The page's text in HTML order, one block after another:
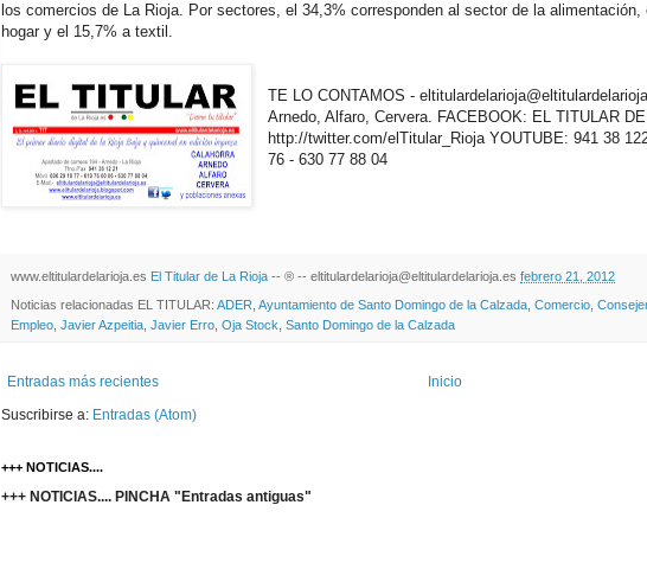
los comercios de La Rioja. Por sectores, el 34,3% corresponden al sector de la
hogar y el 15,7% a textil.
TE LO CONTAMOS -
Arnedo, Alfaro, Cervera. FACEBOOK: EL TITULAR
http://twitter.com/elTitular_Rioja YOUTUBE: 941 38
76 - 630 77 88 04
www.eltitulardelarioja.es El Titular de La Rioja -- ® -- eltitulardelarioja@eltitulardelarioja.es febrero 21, 2012
Noticias relacionadas EL TITULAR: ADER Ayuntamiento de Santo Domingo de la Calzada Comercio
Empleo Javier Azpeitia Javier Erro Oja Stock Santo Domingo de la Calzada
Entradas más recientes
Inicio
Suscribirse a: Entradas (Atom)
+++ NOTICIAS....
+++ NOTICIAS.... PINCHA "Entradas antiguas"